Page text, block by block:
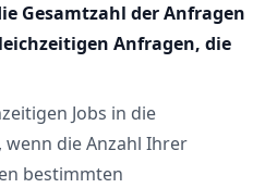
Gesamtzahl der Anfragen
Anfragen, die
Jobs in die
die Anzahl Ihrer
bestimmten